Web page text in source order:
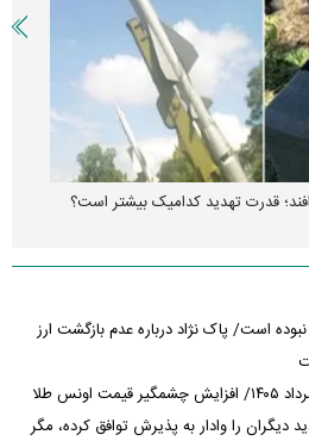
قدرت تهدید کدامیک بیشتر است؟
است/ پاک نژاد درباره عدم بازگشت ارز
دیگران را وادار به پذیرش توافق کرده، مگر